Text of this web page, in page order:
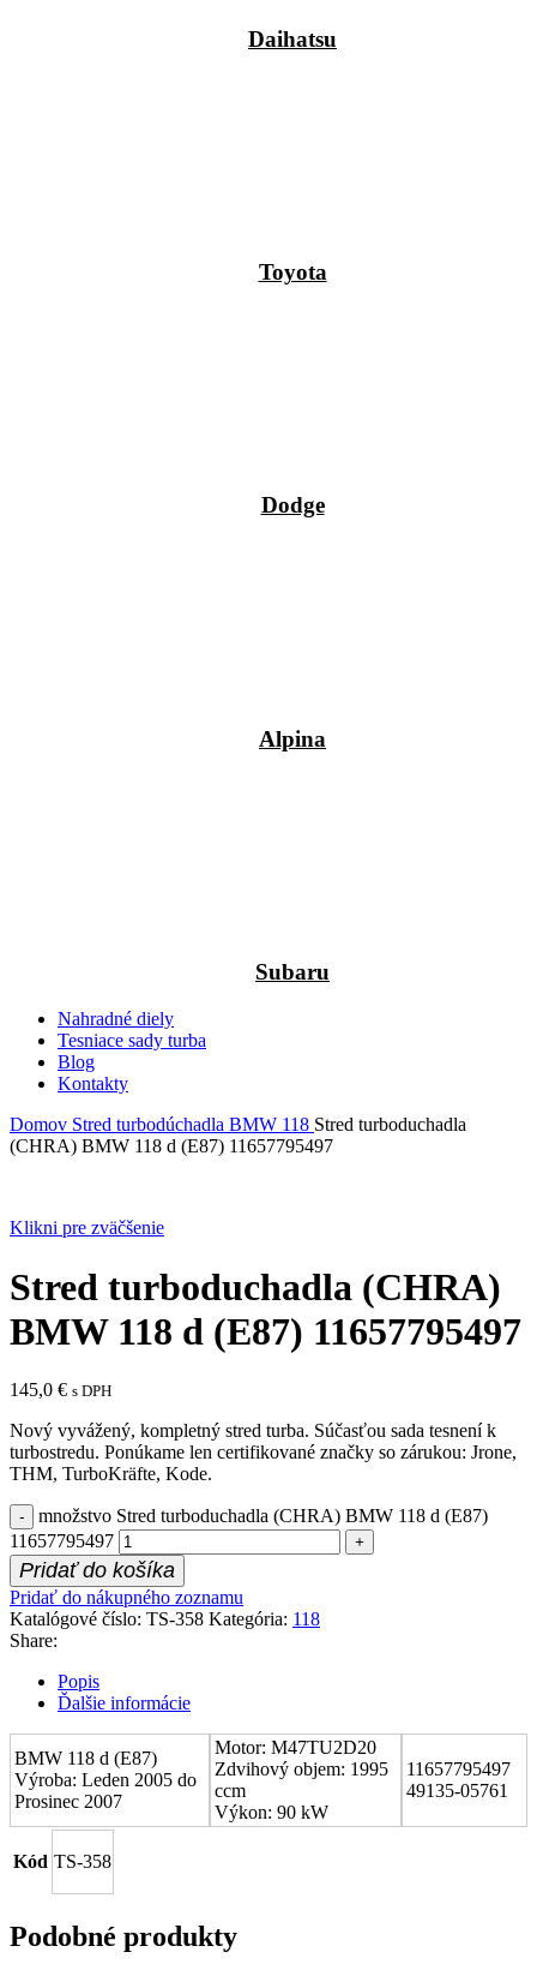
Daihatsu
Toyota
Dodge
Alpina
Subaru
Nahradné diely
Tesniace sady turba
Blog
Kontakty
Domov Stred turbodúchadla BMW 118 Stred turboduchadla
(CHRA) BMW 118 d (E87) 11657795497
Klikni pre zväčšenie
Stred turboduchadla (CHRA)
BMW 118 d (E87) 11657795497
145,0 € s DPH
Nový vyvážený, kompletný stred turba. Súčasťou sada tesnení k
turbostredu. Ponúkame len certifikované značky so zárukou: Jrone,
THM, TurboKräfte, Kode.
množstvo Stred turboduchadla (CHRA) BMW 118 d (E87)
11657795497
Pridať do košíka
Pridať do nákupného zoznamu
Katalógové číslo: TS-358 Kategória: 118
Share:
Popis
Ďalšie informácie
BMW 118 d (E87)
Výroba: Leden 2005 do
Prosinec 2007
Motor: M47TU2D20
Zdvihový objem: 1995
ccm
Výkon: 90 kW
11657795497
49135-05761
Kód TS-358
Podobné produkty